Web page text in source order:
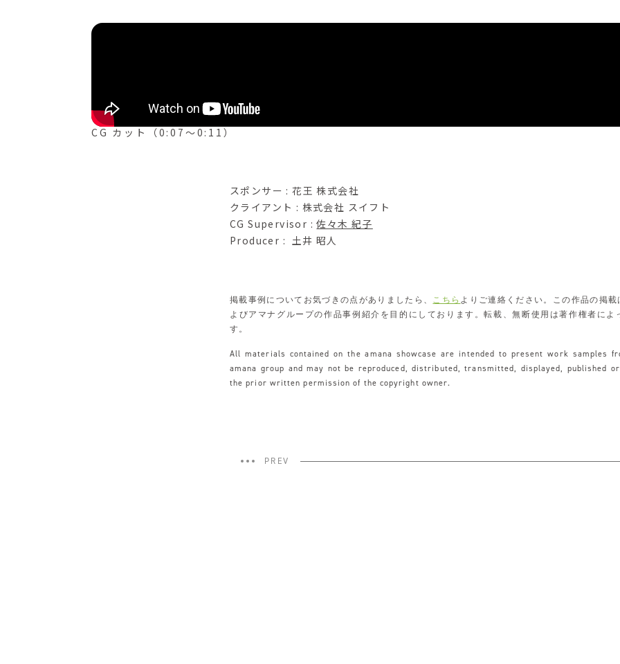
CG カット（0:07～0:11）
スポンサー : 花王 株式会社
クライアント : 株式会社 スイフト
CG Supervisor :佐々木 紀子
Producer : 土井 昭人
掲載事例についてお気づきの点がありましたら、 こちら よりご連絡ください。この作品の掲
よびアマナグループの作品事例紹介を目的にしております。転載、無断使用は著作権者によ
す。
All materials contained on the amana showcase are intended to present work samples
amana group and may not be reproduced, distributed, transmitted, displayed, published
the prior written permission of the copyright owner.
PREV